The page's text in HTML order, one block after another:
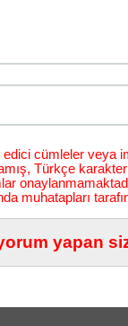
cümleler veya
Türkçe
muhatapları
yapan